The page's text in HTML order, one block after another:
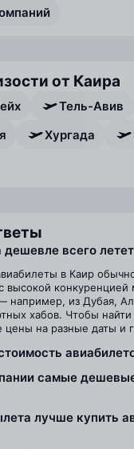
от Каира
Тель-Авив
Хургада
дешевле всего
в Каир
высокой
например, из Дубая,
хабов. Чтобы
цены на разные даты и
самые
лучше купить